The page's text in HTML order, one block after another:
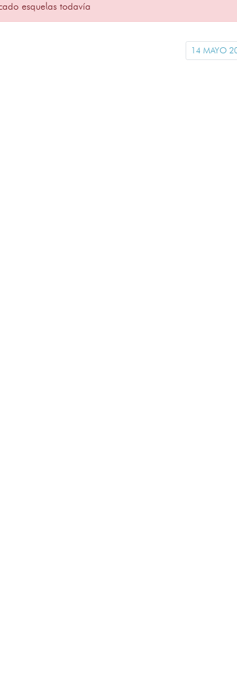
esquelas todavía
14 MAYO